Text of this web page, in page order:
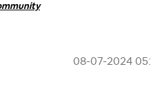
‎08-07-2024